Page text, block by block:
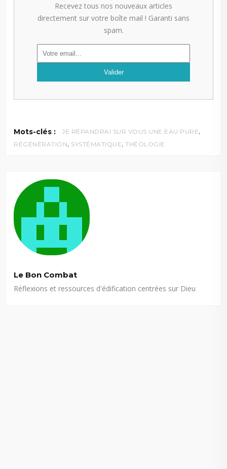
Recevez tous nos nouveaux articles
directement sur votre boîte mail ! Garanti sans
spam.
Mots-clés : JE RÉPANDRAI SUR VOUS UNE EAU PURE,
RÉGÉNÉRATION, SYSTÉMATIQUE,THÉOLOGIE
Le Bon Combat
Réflexions et ressources d'édification centrées sur Dieu